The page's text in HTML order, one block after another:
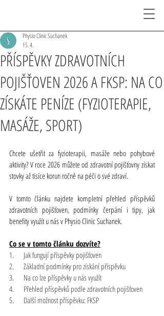
PŘÍSPĚVKY ZDRAVOTNÍCH
POJIŠŤOVEN 2026 A FKSP: NA CO
ZÍSKÁTE PENÍZE (FYZIOTERAPIE,
MASÁŽE, SPORT)
Physio Clinic Suchanek
15. 4.
Chcete ušetřit za fyzioterapii, masáže nebo pohybové
aktivity? V roce 2026 můžete od zdravotní pojišťovny získat
stovky až tisíce korun ročně na péči o své zdraví.
V tomto článku najdete kompletní přehled příspěvků
zdravotních pojišťoven, podmínky čerpání i tipy, jak
benefity využít u nás v Physio Clinic Suchanek.
Co se v tomto článku dozvíte?
1.     Jak fungují příspěvky pojišťoven
2.     Základní podmínky pro získání příspěvku
3.     Na co lze příspěvky u nás využít
4.     Přehled příspěvků podle zdravotních pojišťoven
5.     Další možnost příspěvku: FKSP